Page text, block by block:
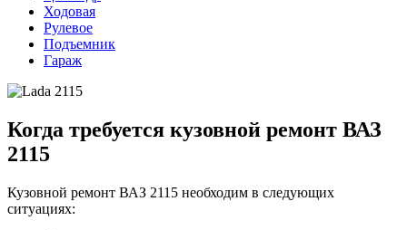
Ходовая
Рулевое
Подъемник
Гараж
Когда требуется кузовной ремонт ВАЗ
2115
Кузовной ремонт ВАЗ 2115 необходим в следующих
ситуациях: